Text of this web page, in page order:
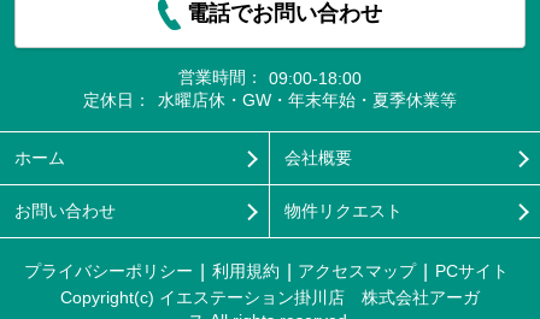
電話でお問い合わせ
営業時間：
09:00-18:00
定休日：
水曜店休・GW・年末年始・夏季休業等
ホーム 会社概要
お問い合わせ 物件リクエスト
プライバシーポリシー 利用規約 アクセスマップ
PCサイト
Copyright(c) イエステーション掛川店 株式会社アーガ